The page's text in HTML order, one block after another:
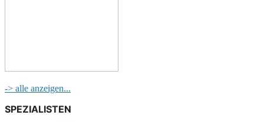
-> alle anzeigen...
SPEZIALISTEN